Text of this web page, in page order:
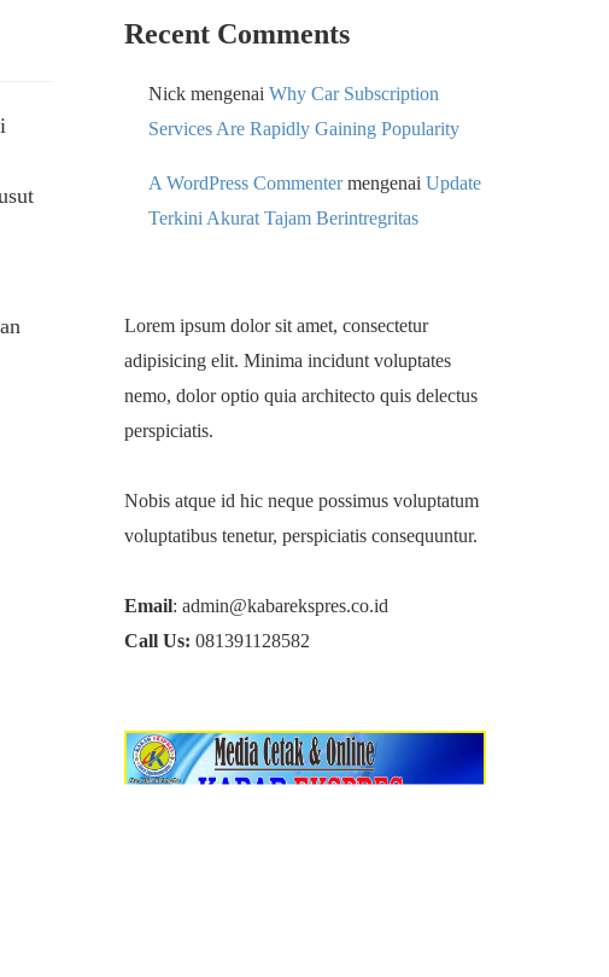
Recent Comments
Nick mengenai Why Car Subscription
Services Are Rapidly Gaining Popularity
A WordPress Commentermengenai Update
Terkini Akurat Tajam Berintregritas
Lorem ipsum dolor sit amet, consectetur
adipisicing elit. Minima incidunt voluptates
nemo, dolor optio quia architecto quis delectus
perspiciatis.
Nobis atque id hic neque possimus voluptatum
voluptatibus tenetur, perspiciatis consequuntur.
Email: admin@kabarekspres.co.id
Call Us: 081391128582